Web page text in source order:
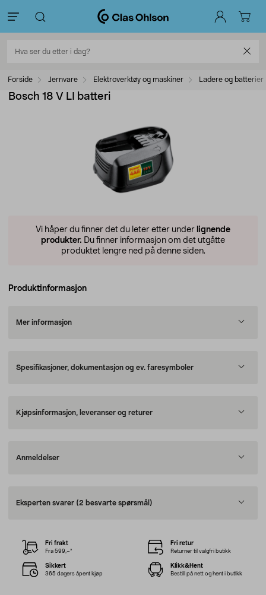
Forside Jernvare Elektroverktøy og maskiner Ladere og batterier
Bosch 18 V LI batteri
Vi håper du finner det du leter etter under lignende
produkter. Du finner informasjon om det utgåtte
produktet lengre ned på denne siden.
Produktinformasjon
Mer informasjon
Spesifikasjoner, dokumentasjon og ev. faresymboler
Kjøpsinformasjon, leveranser og returer
Anmeldelser
Eksperten svarer (2 besvarte spørsmål)
Fri frakt
Fra 599,–*
Fri retur
Returner til valgfri butikk
Sikkert
365 dagers åpent kjøp
Klikk&Hent
Bestill på nett og hent i butikk